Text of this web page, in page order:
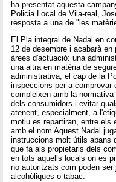
ha presentat aquesta
Policia Local de Vila-real,
resposta a una de "les
El Pla integral de Nadal en
12 de desembre i acabarà
àrees d'actuació: una
una altra en matèria de
administrativa, el cap de la
inspeccions per a comprovar
compleixen amb la
dels consumidors i evitar
atenent, especialment, a
motiu es repartiran, entre els
amb el nom Aquest Nadal
instruccions molt útils abans
que fa als propietaris dels
en tots aquells locals on es
no autoritzats com poden
alcohòliques o tabac.